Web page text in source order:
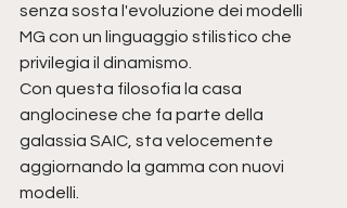
senza sosta l'evoluzione dei modelli
MG con un linguaggio stilistico che
privilegia il dinamismo.
Con questa filosofia la casa
anglocinese che fa parte della
galassia SAIC, sta velocemente
aggiornando la gamma con nuovi
modelli.